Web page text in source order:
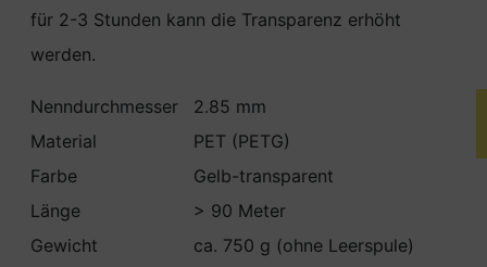
für 2-3 Stunden kann die Transparenz erhöht
werden.
Nenndurchmesser
2.85 mm
Material
PET (PETG)
Farbe
Gelb-transparent
Länge
> 90 Meter
Gewicht
ca. 750 g (ohne Leerspule)